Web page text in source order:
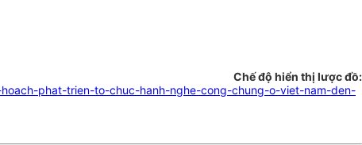
Chế độ hiển thị lược đồ:
phat-trien-to-chuc-hanh-nghe-cong-chung-o-viet-nam-den-